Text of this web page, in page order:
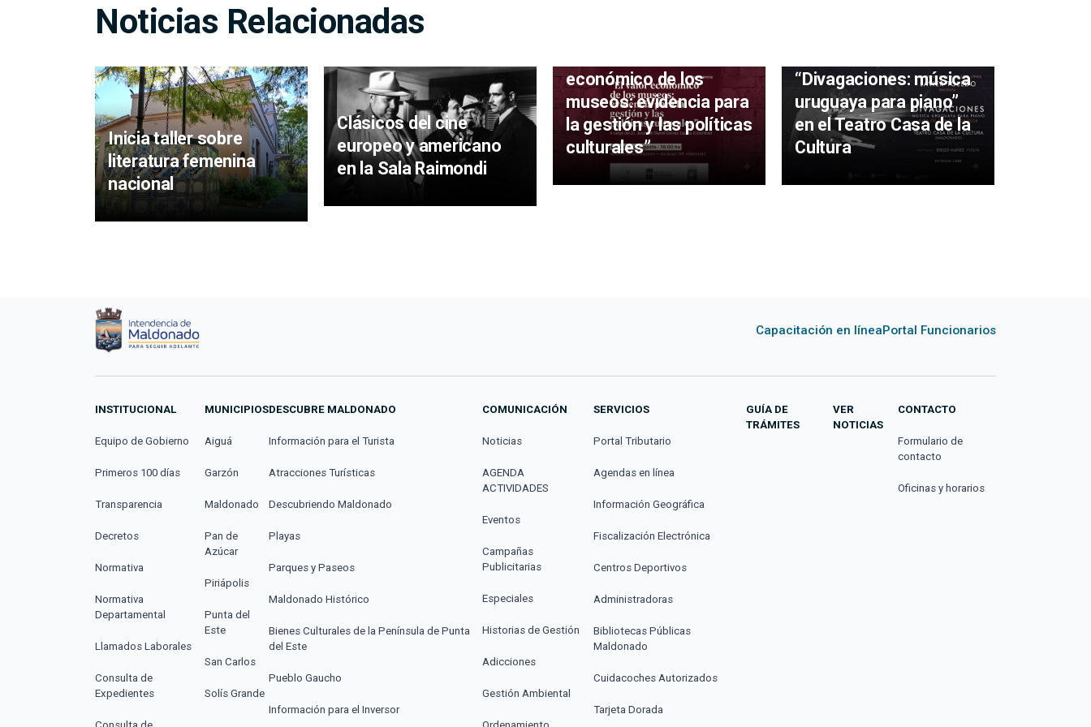
Noticias Relacionadas
Inicia taller sobre
literatura femenina
nacional
Clásicos del cine
europeo y americano
en la Sala Raimondi
económico de los
museos: evidencia para
la gestión y las políticas
culturales”
“Divagaciones: música
uruguaya para piano”
en el Teatro Casa de la
Cultura
Capacitación en líneaPortal Funcionarios
INSTITUCIONAL
Equipo de Gobierno
Primeros 100 días
Transparencia
Decretos
Normativa
Normativa
Departamental
Llamados Laborales
Consulta de
Expedientes
MUNICIPIOS
Aiguá
Garzón
Maldonado
Pan de
Azúcar
Piriápolis
Punta del
Este
San Carlos
Solís Grande
DESCUBRE MALDONADO
Información para el Turista
Atracciones Turísticas
Descubriendo Maldonado
Playas
Parques y Paseos
Maldonado Histórico
Bienes Culturales de la Península de Punta
del Este
Pueblo Gaucho
Información para el Inversor
COMUNICACIÓN
Noticias
AGENDA
ACTIVIDADES
Eventos
Campañas
Publicitarias
Especiales
Historias de Gestión
Adicciones
Gestión Ambiental
SERVICIOS
Portal Tributario
Agendas en línea
Información Geográfica
Fiscalización Electrónica
Centros Deportivos
Administradoras
Bibliotecas Públicas
Maldonado
Cuidacoches Autorizados
Tarjeta Dorada
GUÍA DE
TRÁMITES
VER
NOTICIAS
CONTACTO
Formulario de
contacto
Oficinas y horarios